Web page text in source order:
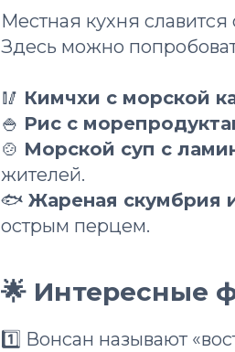
Местная кухня
Здесь можно
🥢 Кимчхи с морской
🍚 Рис с
🍲 Морской суп с
жителей.
🐟 Жареная скумбрия
острым перцем.
🌟 Интересные
1️⃣ Вонсан называют